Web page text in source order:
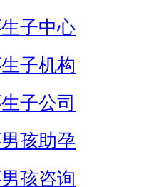
子中心
子机构
子公司
孩助孕
孩咨询